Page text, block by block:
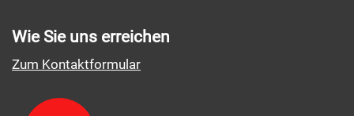
Wie Sie uns erreichen
Zum Kontaktformular